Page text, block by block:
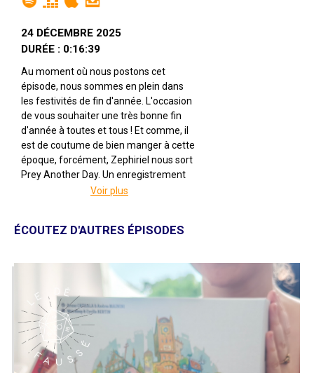
24 DÉCEMBRE 2025
DURÉE : 0:16:39
Au moment où nous postons cet
épisode, nous sommes en plein dans
les festivités de fin d'année. L'occasion
de vous souhaiter une très bonne fin
d'année à toutes et tous ! Et comme, il
est de coutume de bien manger à cette
époque, forcément, Zephiriel nous sort
Prey Another Day. Un enregistrement
assez spécial avec des spécials guests
Illustré par Stéphane Escapa
Édité par Blackrock Games
De 2 à 5 joueuses
Pour 8 ans et +
Pour environ 15 minutes
Description : Ours, Loup, Lynx, Hibou et
Souris partent en chasse !
Voir plus
ÉCOUTEZ D'AUTRES ÉPISODES